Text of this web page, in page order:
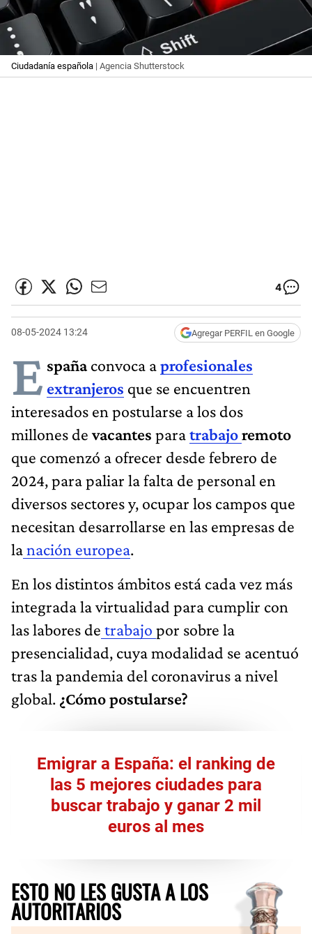
Ciudadanía española | Agencia Shutterstock
4
08-05-2024 13:24 Agregar PERFIL en Google
E spañaconvoca aprofesionales
extranjeros que se encuentren
interesados en postularse a los dos
millones devacantes paratrabajoremoto
que comenzó a ofrecer desde febrero de
2024, para paliar la falta de personal en
diversos sectores y, ocupar los campos que
necesitan desarrollarse en las empresas de
lanación europea.
En los distintos ámbitos está cada vez más
integrada la virtualidad para cumplir con
las labores de trabajo por sobre la
presencialidad, cuya modalidad se acentuó
tras la pandemia del coronavirus a nivel
global. ¿Cómo postularse?
Emigrar a España: el ranking de
las 5 mejores ciudades para
buscar trabajo y ganar 2 mil
euros al mes
ESTO NO LES GUSTA A LOS
AUTORITARIOS